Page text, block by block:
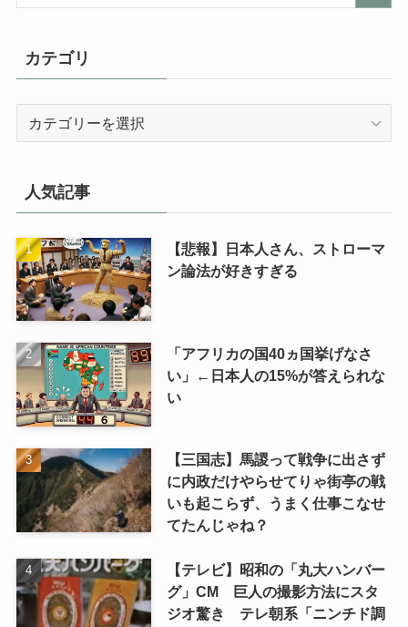
カテゴリ
人気記事
【悲報】日本人さん、ストローマ
ン論法が好きすぎる
「アフリカの国40ヵ国挙げなさ
い」←日本人の15%が答えられな
い
【三国志】馬謖って戦争に出さず
に内政だけやらせてりゃ街亭の戦
いも起こらず、うまく仕事こなせ
てたんじゃね？
【テレビ】昭和の「丸大ハンバー
グ」CM 巨人の撮影方法にスタ
ジオ驚き テレ朝系「ニンチド調